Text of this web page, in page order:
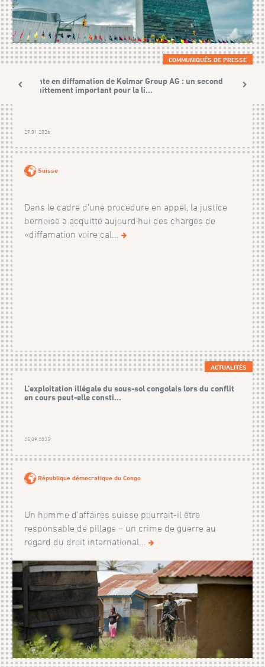
COMMUNIQUÉS DE PRESSE
Plainte en diffamation de Kolmar Group AG : un second
acquittement important pour la li...
29.01.2026
Suisse
Dans le cadre d’une procédure en appel, la justice
bernoise a acquitté aujourd’hui des charges de
«diffamation voire cal...
ACTUALITÉS
L’exploitation illégale du sous-sol congolais lors du conflit
en cours peut-elle consti...
25.09.2025
République démocratique du Congo
Un homme d’affaires suisse pourrait-il être
responsable de pillage – un crime de guerre au
regard du droit international...